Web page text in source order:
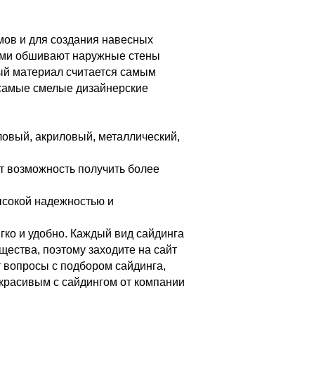
и для создания навесных
обшивают наружные стены
материал считается самым
смелые дизайнерские
акриловый, металлический,
получить более
надежностью и
и удобно. Каждый вид сайдинга
поэтому заходите на сайт
с подбором сайдинга,
с сайдингом от компании